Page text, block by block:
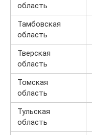
область
Тамбовская
область
Тверская
область
Томская
область
Тульская
область